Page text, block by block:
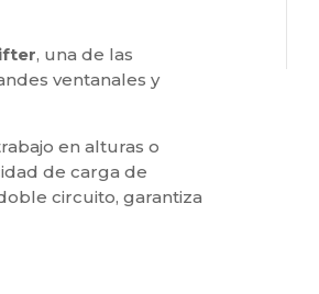
, una de las
ventanales y
en alturas o
de carga de
circuito, garantiza